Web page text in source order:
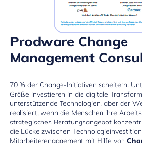
Prodware Change
Management
70 % der Change-Initiativen scheitern.
Größe investieren in die digitale
unterstützende Technologien, aber der
realisiert, wenn die Menschen ihre
strategisches Beratungsangebot
die Lücke zwischen
Mitarbeiterengagement mit Hilfe von